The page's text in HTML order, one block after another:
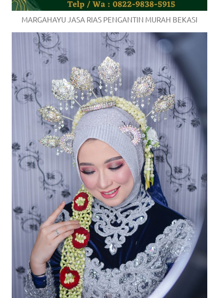
good
luxury
replica
watches.
men's
https://www.drugswatches.com
MARGAHAYU JASA RIAS PENGANTIN MURAH BEKASI